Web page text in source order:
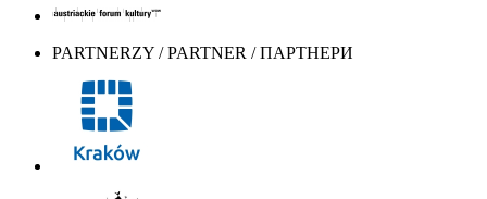
PARTNERZY / PARTNER / ПАРТНЕРИ